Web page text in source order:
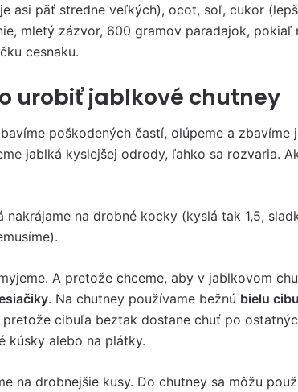
asi päť stredne veľkých), ocot, soľ, cukor
mletý zázvor, 600 gramov paradajok,
cesnaku.
urobiť jablkové chutney
poškodených častí, olúpeme a zbavíme
jablká kyslejšej odrody, ľahko sa rozvaria.
nakrájame na drobné kocky (kyslá tak 1,5,
A pretože chceme, aby v jablkovom
. Na chutney používame bežnú bielu
pretože cibuľa beztak dostane chuť po
kúsky alebo na plátky.
na drobnejšie kusy. Do chutney sa môžu